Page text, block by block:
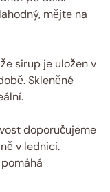
mějte na
sirup je uložen v
Skleněné
doporučujeme
v lednici.